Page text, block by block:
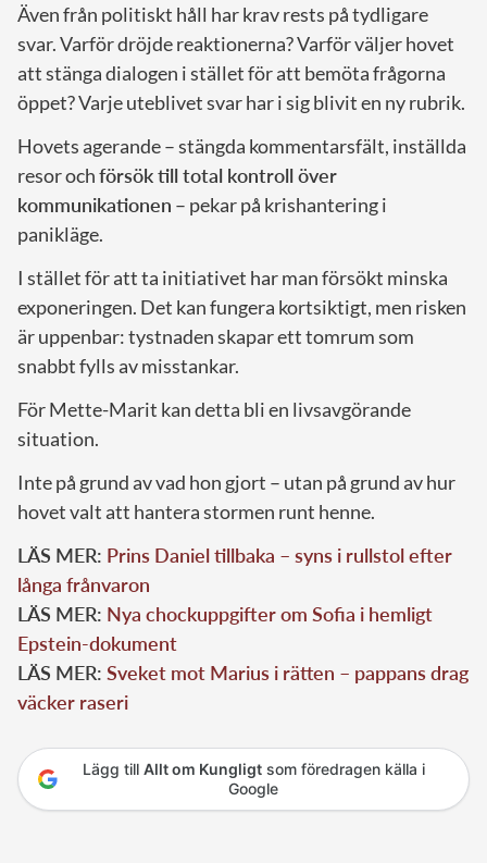
Även från politiskt håll har krav rests på tydligare
svar. Varför dröjde reaktionerna? Varför väljer hovet
att stänga dialogen i stället för att bemöta frågorna
öppet? Varje uteblivet svar har i sig blivit en ny rubrik.
Hovets agerande – stängda kommentarsfält, inställda
resor ochförsök till total kontroll över
kommunikationen – pekar på krishantering i
panikläge.
I stället för att ta initiativet har man försökt minska
exponeringen. Det kan fungera kortsiktigt, men risken
är uppenbar: tystnaden skapar ett tomrum som
snabbt fylls av misstankar.
För Mette-Marit kan detta bli en livsavgörande
situation.
Inte på grund av vad hon gjort – utan på grund av hur
hovet valt att hantera stormen runt henne.
LÄS MER: Prins Daniel tillbaka – syns i rullstol efter
långa frånvaron
LÄS MER: Nya chockuppgifter om Sofia i hemligt
Epstein-dokument
LÄS MER: Sveket mot Marius i rätten – pappans drag
väcker raseri
Lägg till Allt om Kungligtsom föredragen källa i
Google